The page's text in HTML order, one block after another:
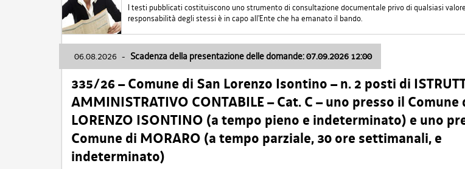
I testi pubblicati costituiscono uno strumento di consultazione documentale privo di qualsiasi
responsabilità degli stessi è in capo all'Ente che ha emanato il bando.
06.08.2026 - Scadenza della presentazione delle domande: 07.09.2026 12:00
335/26 – Comune di San Lorenzo Isontino – n. 2 posti di
AMMINISTRATIVO CONTABILE – Cat. C – uno presso il Comune
LORENZO ISONTINO (a tempo pieno e indeterminato) e uno
Comune di MORARO (a tempo parziale, 30 ore settimanali, e
indeterminato)